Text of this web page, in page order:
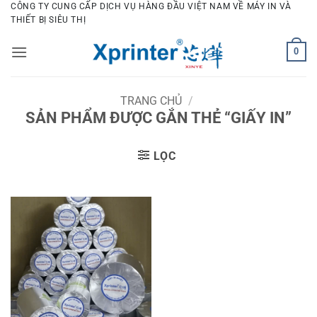
Bỏ
qua
dung
CÔNG TY CUNG CẤP DỊCH VỤ HÀNG ĐẦU VIỆT NAM VỀ MÁY IN VÀ
THIẾT BỊ SIÊU THỊ
0
TRANG CHỦ /
SẢN PHẨM ĐƯỢC GẮN THẺ “GIẤY IN”
LỌC